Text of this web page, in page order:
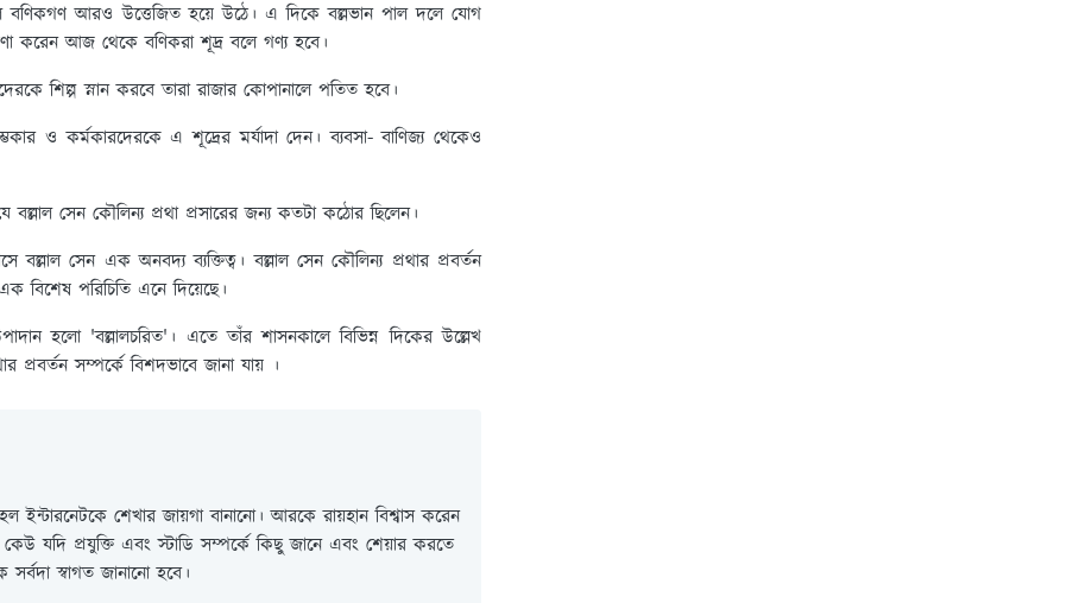
বণিকগণ আরও উত্তেজিত হয়ে উঠে। এ দিকে বল্লভান পাল দলে যোগ
করেন আজ থেকে বণিকরা শূদ্র বলে গণ্য হবে।
শিল্প স্নান করবে তারা রাজার কোপানালে পতিত হবে।
ও কর্মকারদেরকে এ শূদ্রের মর্যাদা দেন। ব্যবসা- বাণিজ্য থেকেও
সেন কৌলিন্য প্রথা প্রসারের জন্য কতটা কঠোর ছিলেন।
বল্লাল সেন এক অনবদ্য ব্যক্তিত্ব। বল্লাল সেন কৌলিন্য প্রথার প্রবর্তন
বিশেষ পরিচিতি এনে দিয়েছে।
হলো 'বল্লালচরিত'। এতে তাঁর শাসনকালে বিভিন্ন দিকের উল্লেখ
প্রবর্তন সম্পর্কে বিশদভাবে জানা যায় ।
ইন্টারনেটকে শেখার জায়গা বানানো। আরকে রায়হান বিশ্বাস করেন
যদি প্রযুক্তি এবং স্টাডি সম্পর্কে কিছু জানে এবং শেয়ার করতে
স্বাগত জানানো হবে।